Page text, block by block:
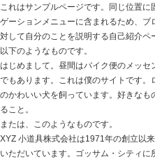
これはサンプルページです。同じ位置
ゲーションメニューに含まれるため、
対して自分のことを説明する自己紹介
以下のようなものです。
はじめまして。昼間はバイク便のメッ
でもあります。これは僕のサイトです
のかわいい犬を飼っています。好きな
ること。
または、このようなものです。
XYZ 小道具株式会社は1971年の創立以
いただいています。ゴッサム・シティ